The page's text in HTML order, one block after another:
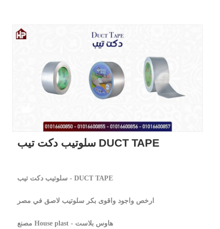
سلوتيب دكت تيب DUCT TAPE
سلوتيب دكت تيب - DUCT TAPE
ارخص واجود واقوى بكر سلوتيب لاصق في مصر
مصنع House plast - هاوس بلاست